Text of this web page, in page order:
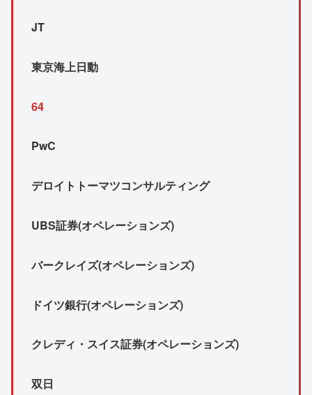
JT
東京海上日動
64
PwC
デロイトトーマツコンサルティング
UBS証券(オペレーションズ)
バークレイズ(オペレーションズ)
ドイツ銀行(オペレーションズ)
クレディ・スイス証券(オペレーションズ)
双日